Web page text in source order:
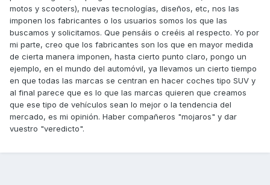
motos y scooters), nuevas tecnologías, diseños, etc, nos las
imponen los fabricantes o los usuarios somos los que las
buscamos y solicitamos. Que pensáis o creéis al respecto. Yo por
mi parte, creo que los fabricantes son los que en mayor medida
de cierta manera imponen, hasta cierto punto claro, pongo un
ejemplo, en el mundo del automóvil, ya llevamos un cierto tiempo
en que todas las marcas se centran en hacer coches tipo SUV y
al final parece que es lo que las marcas quieren que creamos
que ese tipo de vehículos sean lo mejor o la tendencia del
mercado, es mi opinión. Haber compañeros "mojaros" y dar
vuestro "veredicto".